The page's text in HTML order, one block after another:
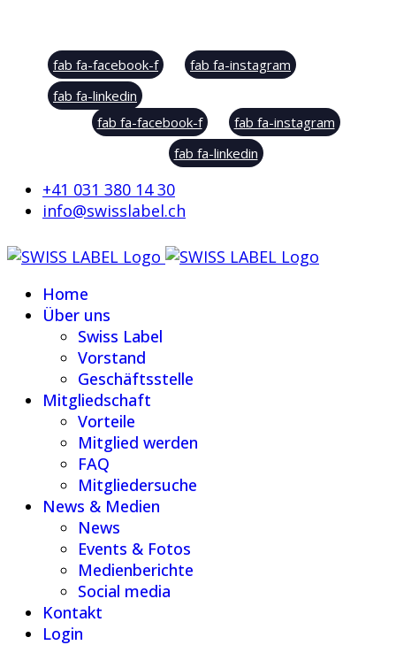
fab fa-facebook-f
fab fa-instagram
fab fa-linkedin
fab fa-facebook-f
fab fa-instagram
fab fa-linkedin
+41 031 380 14 30
info@swisslabel.ch
Home
Über uns
Swiss Label
Vorstand
Geschäftsstelle
Mitgliedschaft
Vorteile
Mitglied werden
FAQ
Mitgliedersuche
News & Medien
News
Events & Fotos
Medienberichte
Social media
Kontakt
Login